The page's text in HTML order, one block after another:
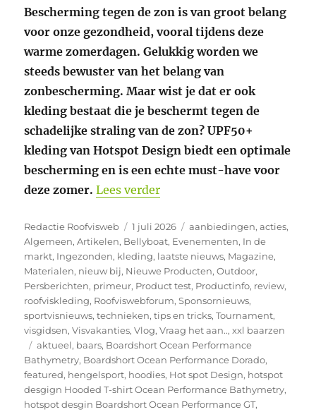
Bescherming tegen de zon is van groot belang
voor onze gezondheid, vooral tijdens deze
warme zomerdagen. Gelukkig worden we
steeds bewuster van het belang van
zonbescherming. Maar wist je dat er ook
kleding bestaat die je beschermt tegen de
schadelijke straling van de zon? UPF50+
kleding van Hotspot Design biedt een optimale
bescherming en is een echte must-have voor
deze zomer. Lees verder“Bescherm je huid tegen
Auteur
Redactie Roofvisweb
Geplaatst
op
1 juli 2026 Categorieën
aanbiedingen,acties,
Algemeen,Artikelen, Bellyboat, Evenementen, In de
markt, Ingezonden, kleding, laatste nieuws, Magazine,
Materialen, nieuw bij, Nieuwe Producten,Outdoor,
Persberichten, primeur, Product test, Productinfo, review,
roofviskleding, Roofviswebforum,Sponsornieuws,
sportvisnieuws,technieken,tips en tricks,Tournament,
visgidsen,Visvakanties,Vlog,Vraag het aan..,xxl baarzen
Tags
aktueel, baars, Boardshort Ocean Performance
Bathymetry, Boardshort Ocean Performance Dorado,
featured, hengelsport, hoodies, Hot spot Design, hotspot
desgign Hooded T-shirt Ocean Performance Bathymetry,
hotspot desgin Boardshort Ocean Performance GT,